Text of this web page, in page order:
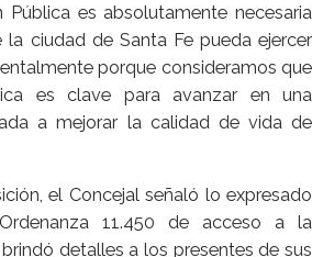
Pública es absolutamente necesaria
ciudad de Santa Fe pueda ejercer
porque consideramos que
es clave para avanzar en una
a mejorar la calidad de vida de
el Concejal señaló lo expresado
11.450 de acceso a la
detalles a los presentes de sus